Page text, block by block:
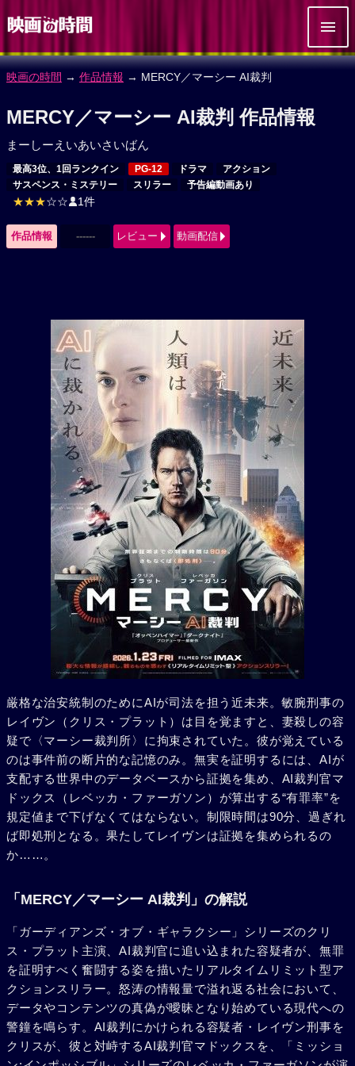
映画の時間 → 作品情報 → MERCY／マーシー AI裁判
MERCY／マーシー AI裁判 作品情報
まーしーえいあいさいばん
最高3位、1回ランクイン PG-12 ドラマ
アクション
サスペンス・ミステリー
スリラー 予告編動画あり
★★★☆☆ 1件
作品情報 ------ レビュー 動画配信
厳格な治安統制のためにAIが司法を担う近未来。敏腕刑事の
レイヴン（クリス・プラット）は目を覚ますと、妻殺しの容
疑で〈マーシー裁判所〉に拘束されていた。彼が覚えている
のは事件前の断片的な記憶のみ。無実を証明するには、AIが
支配する世界中のデータベースから証拠を集め、AI裁判官マ
ドックス（レベッカ・ファーガソン）が算出する“有罪率”を
規定値まで下げなくてはならない。制限時間は90分、過ぎれ
ば即処刑となる。果たしてレイヴンは証拠を集められるの
か……。
「MERCY／マーシー AI裁判」の解説
「ガーディアンズ・オブ・ギャラクシー」シリーズのクリ
ス・プラット主演、AI裁判官に追い込まれた容疑者が、無罪
を証明すべく奮闘する姿を描いたリアルタイムリミット型ア
クションスリラー。怒涛の情報量で溢れ返る社会において、
データやコンテンツの真偽が曖昧となり始めている現代への
警鐘を鳴らす。AI裁判にかけられる容疑者・レイヴン刑事を
クリスが、彼と対峙するAI裁判官マドックスを、「ミッショ